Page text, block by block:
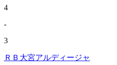
4
-
3
ＲＢ大宮アルディージャ